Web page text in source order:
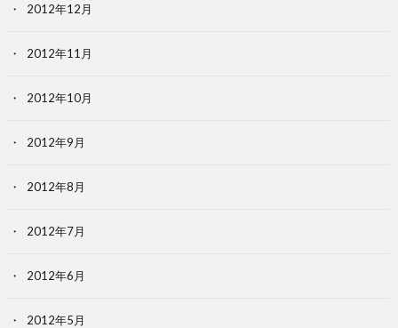
2012年12月
2012年11月
2012年10月
2012年9月
2012年8月
2012年7月
2012年6月
2012年5月